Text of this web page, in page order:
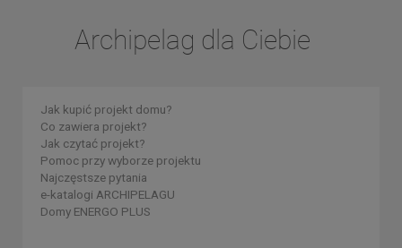
Archipelag dla Ciebie
Jak kupić projekt domu?
Co zawiera projekt?
Jak czytać projekt?
Pomoc przy wyborze projektu
Najczęstsze pytania
e-katalogi ARCHIPELAGU
Domy ENERGO PLUS